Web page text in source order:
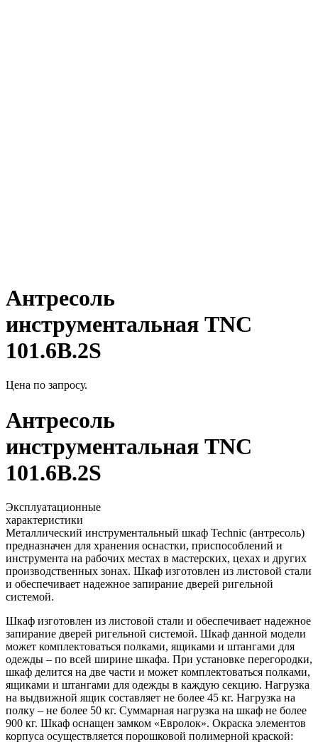
Антресоль
инструментальная TNC
101.6B.2S
Цена по запросу.
Антресоль
инструментальная TNC
101.6B.2S
Эксплуатационные
характеристики
Металлический инструментальный шкаф Technic (антресоль)
предназначен для хранения оснастки, приспособлений и
инструмента на рабочих местах в мастерских, цехах и других
производственных зонах. Шкаф изготовлен из листовой стали
и обеспечивает надежное запирание дверей ригельной
системой.
Шкаф изготовлен из листовой стали и обеспечивает надежное
запирание дверей ригельной системой. Шкаф данной модели
может комплектоваться полками, ящиками и штангами для
одежды – по всей ширине шкафа. При установке перегородки,
шкаф делится на две части и может комплектоваться полками,
ящиками и штангами для одежды в каждую секцию. Нагрузка
на выдвижной ящик составляет не более 45 кг. Нагрузка на
полку – не более 50 кг. Суммарная нагрузка на шкаф не более
900 кг. Шкаф оснащен замком «Евролок». Окраска элементов
корпуса осуществляется порошковой полимерной краской: